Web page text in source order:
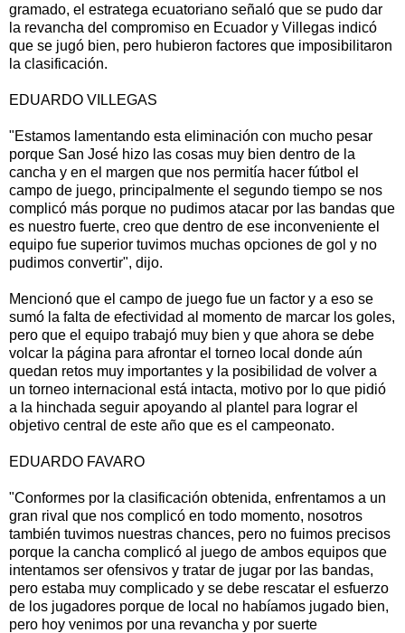
gramado, el estratega ecuatoriano señaló que se pudo dar
la revancha del compromiso en Ecuador y Villegas indicó
que se jugó bien, pero hubieron factores que imposibilitaron
la clasificación.
EDUARDO VILLEGAS
"Estamos lamentando esta eliminación con mucho pesar
porque San José hizo las cosas muy bien dentro de la
cancha y en el margen que nos permitía hacer fútbol el
campo de juego, principalmente el segundo tiempo se nos
complicó más porque no pudimos atacar por las bandas que
es nuestro fuerte, creo que dentro de ese inconveniente el
equipo fue superior tuvimos muchas opciones de gol y no
pudimos convertir", dijo.
Mencionó que el campo de juego fue un factor y a eso se
sumó la falta de efectividad al momento de marcar los goles,
pero que el equipo trabajó muy bien y que ahora se debe
volcar la página para afrontar el torneo local donde aún
quedan retos muy importantes y la posibilidad de volver a
un torneo internacional está intacta, motivo por lo que pidió
a la hinchada seguir apoyando al plantel para lograr el
objetivo central de este año que es el campeonato.
EDUARDO FAVARO
"Conformes por la clasificación obtenida, enfrentamos a un
gran rival que nos complicó en todo momento, nosotros
también tuvimos nuestras chances, pero no fuimos precisos
porque la cancha complicó al juego de ambos equipos que
intentamos ser ofensivos y tratar de jugar por las bandas,
pero estaba muy complicado y se debe rescatar el esfuerzo
de los jugadores porque de local no habíamos jugado bien,
pero hoy venimos por una revancha y por suerte